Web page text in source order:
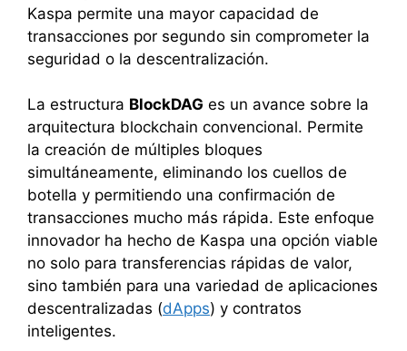
Kaspa permite una mayor capacidad de
transacciones por segundo sin comprometer la
seguridad o la descentralización.
La estructura BlockDAG es un avance sobre la
arquitectura blockchain convencional. Permite
la creación de múltiples bloques
simultáneamente, eliminando los cuellos de
botella y permitiendo una confirmación de
transacciones mucho más rápida. Este enfoque
innovador ha hecho de Kaspa una opción viable
no solo para transferencias rápidas de valor,
sino también para una variedad de aplicaciones
descentralizadas (dApps) y contratos
inteligentes.